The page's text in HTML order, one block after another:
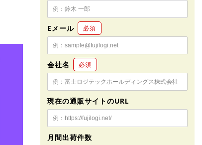
Eメール 必須
会社名 必須
現在の通販サイトのURL
月間出荷件数